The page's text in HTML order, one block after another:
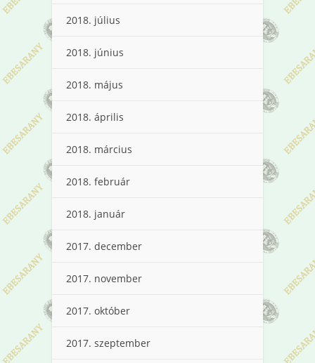
2018. július
2018. június
2018. május
2018. április
2018. március
2018. február
2018. január
2017. december
2017. november
2017. október
2017. szeptember